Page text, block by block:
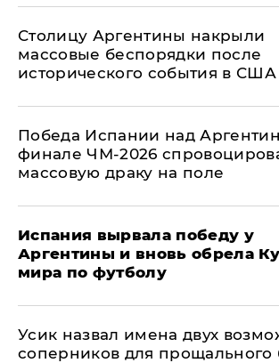
Столицу Аргентины накрыли
массовые беспорядки после
исторического события в США
Победа Испании над
финале ЧМ-2026
массовую драку на поле
Испания вырвала победу у
Аргентины и вновь обрела
мира по футболу
Усик назвал имена двух
соперников для прощального